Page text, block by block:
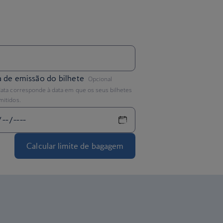
de emissão do bilhete ,Opcional
corresponde à data em que os seus bilhetes
Calcular limite de bagagem